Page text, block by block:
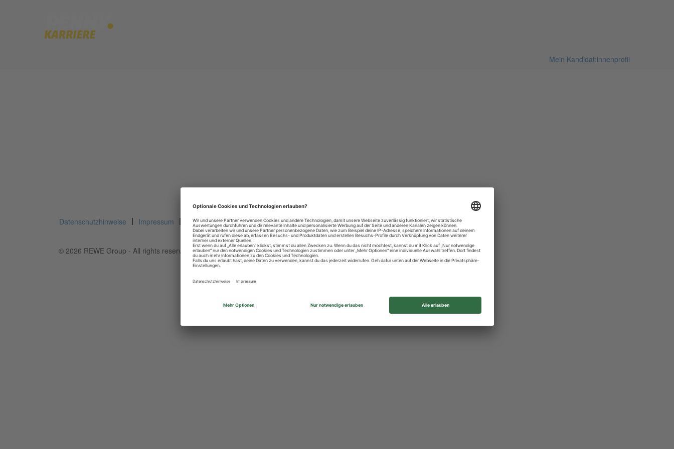
Mein Kandidat:innenprofil
Dieser Job ist nicht mehr ausgeschrieben.
Datenschutzhinweise Impressum Privatsphäre-Einstellungen
© 2026 REWE Group - All rights reserved